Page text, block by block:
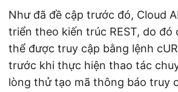
Như đã đề cập trước đó, Cloud
triển theo kiến trúc REST, do đó
thể được truy cập bằng lệnh
trước khi thực hiện thao tác
lòng thử tạo mã thông báo truy